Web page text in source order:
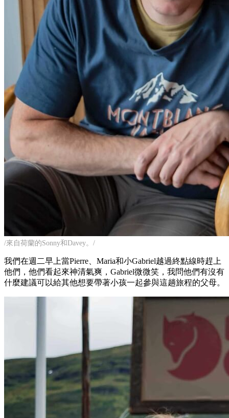
/來自荷蘭的Sonny和Davey。/
我們在週二早上當Pierre、Maria和小Gabriel越過終點線時趕上
他們，他們看起來神清氣爽，Gabriel微微笑，我問他們有沒有
什麼建議可以給其他想要帶著小孩一起參與這趟旅程的父母。